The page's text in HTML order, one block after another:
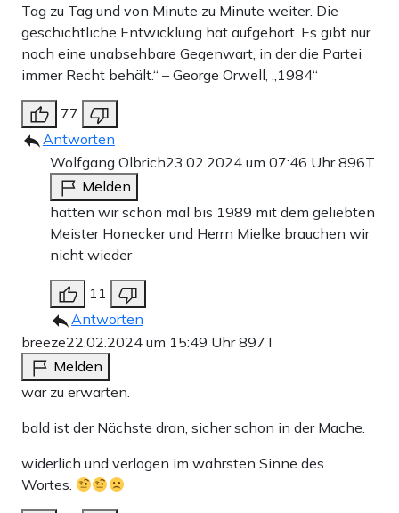
Tag zu Tag und von Minute zu Minute weiter. Die
geschichtliche Entwicklung hat aufgehört. Es gibt nur
noch eine unabsehbare Gegenwart, in der die Partei
immer Recht behält.“ – George Orwell, „1984“
77
Antworten
Wolfgang Olbrich23.02.2024 um 07:46 Uhr896T
Melden
hatten wir schon mal bis 1989 mit dem geliebten
Meister Honecker und Herrn Mielke brauchen wir
nicht wieder
11
Antworten
breeze22.02.2024 um 15:49 Uhr897T
Melden
war zu erwarten.
bald ist der Nächste dran, sicher schon in der Mache.
widerlich und verlogen im wahrsten Sinne des
Wortes.